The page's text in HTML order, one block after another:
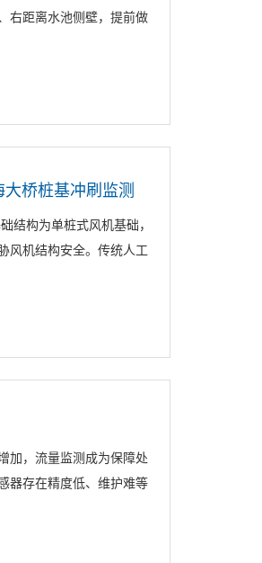
右距离水池侧壁，提前做
桥桩基冲刷监测
结构为单桩式风机基础，
风机结构安全。传统人工
加，流量监测成为保障处
器存在精度低、维护难等